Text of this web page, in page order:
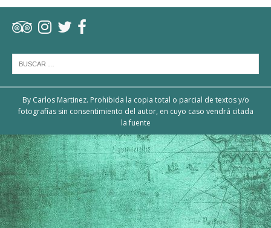
By Carlos Martinez. Prohibida la copia total o parcial de textos y/o
fotografías sin consentimiento del autor, en cuyo caso vendrá citada
la fuente